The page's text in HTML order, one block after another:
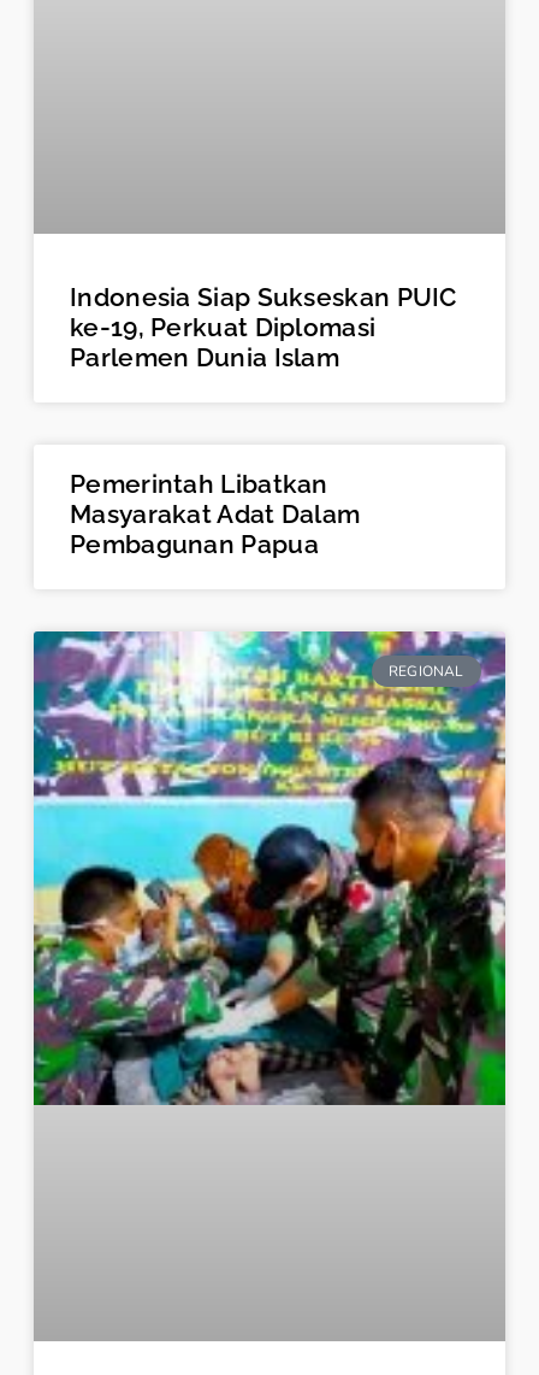
Indonesia Siap Sukseskan PUIC
ke-19, Perkuat Diplomasi
Parlemen Dunia Islam
Pemerintah Libatkan
Masyarakat Adat Dalam
Pembagunan Papua
REGIONAL